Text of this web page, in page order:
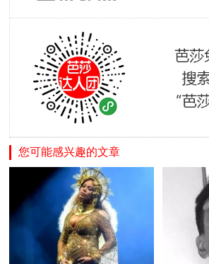
您可能感兴趣的文章